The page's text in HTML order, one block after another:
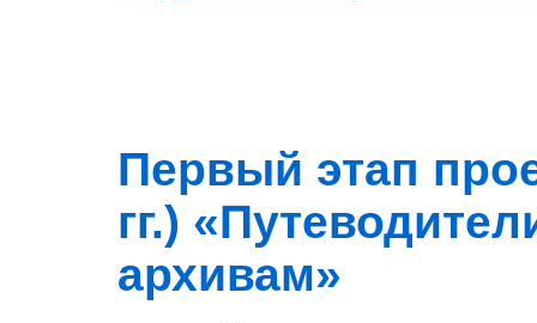
Первый этап
гг.)
архивам»